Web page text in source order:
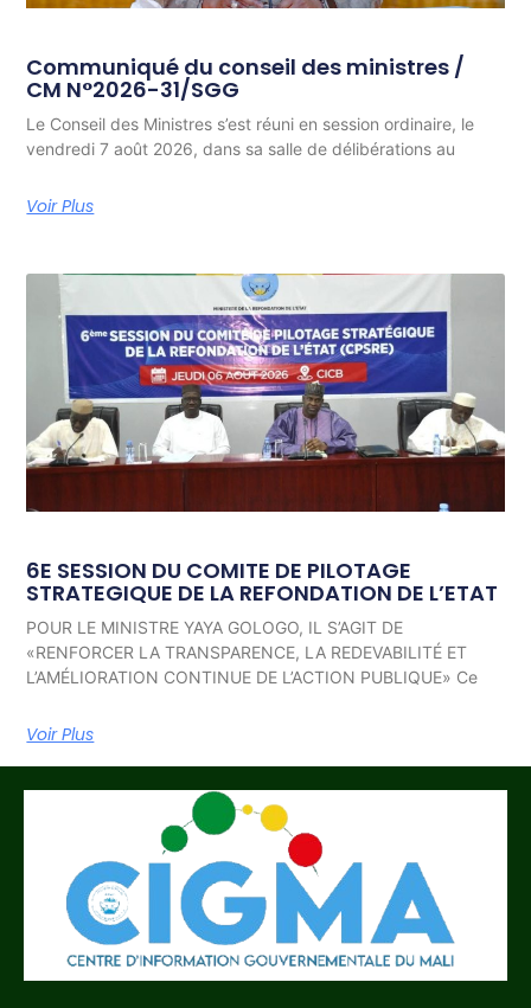
Communiqué du conseil des ministres /
CM N°2026-31/SGG
Le Conseil des Ministres s’est réuni en session ordinaire, le
vendredi 7 août 2026, dans sa salle de délibérations au
Voir Plus
6E SESSION DU COMITE DE PILOTAGE
STRATEGIQUE DE LA REFONDATION DE L’ETAT
POUR LE MINISTRE YAYA GOLOGO, IL S’AGIT DE
«RENFORCER LA TRANSPARENCE, LA REDEVABILITÉ ET
L’AMÉLIORATION CONTINUE DE L’ACTION PUBLIQUE» Ce
Voir Plus